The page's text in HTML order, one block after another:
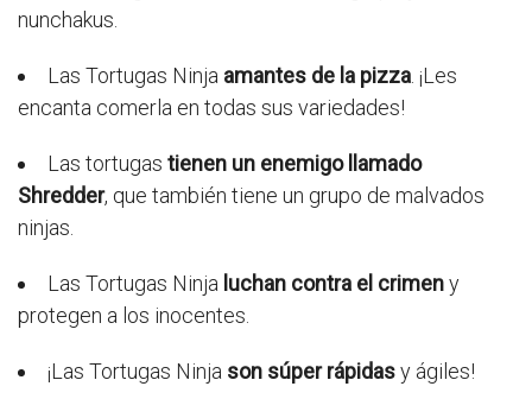
nunchakus.
Las Tortugas Ninja amantes de la pizza . ¡Les
encanta comerla en todas sus variedades!
Las tortugas tienen un enemigo llamado
Shredder, que también tiene un grupo de malvados
ninjas.
Las Tortugas Ninja luchan contra el crimeny
protegen a los inocentes.
¡Las Tortugas Ninja son súper rápidasy ágiles!